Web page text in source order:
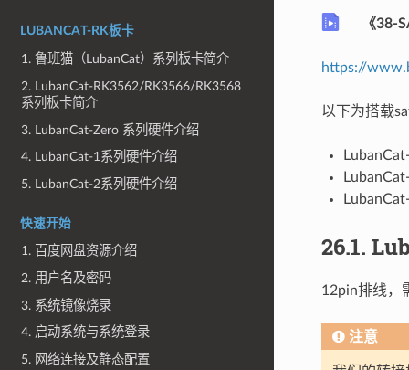
LUBANCAT-RK板卡
1. 鲁班猫（LubanCat）系列板卡简介
2. LubanCat-RK3562/RK3566/RK3568
系列板卡简介
3. LubanCat-Zero 系列硬件介绍
4. LubanCat-1系列硬件介绍
5. LubanCat-2系列硬件介绍
快速开始
1. 百度网盘资源介绍
2. 用户名及密码
3. 系统镜像烧录
4. 启动系统与系统登录
5. 网络连接及静态配置
《38-
https://
以下为搭载
26.1.
12pin排线，
注意